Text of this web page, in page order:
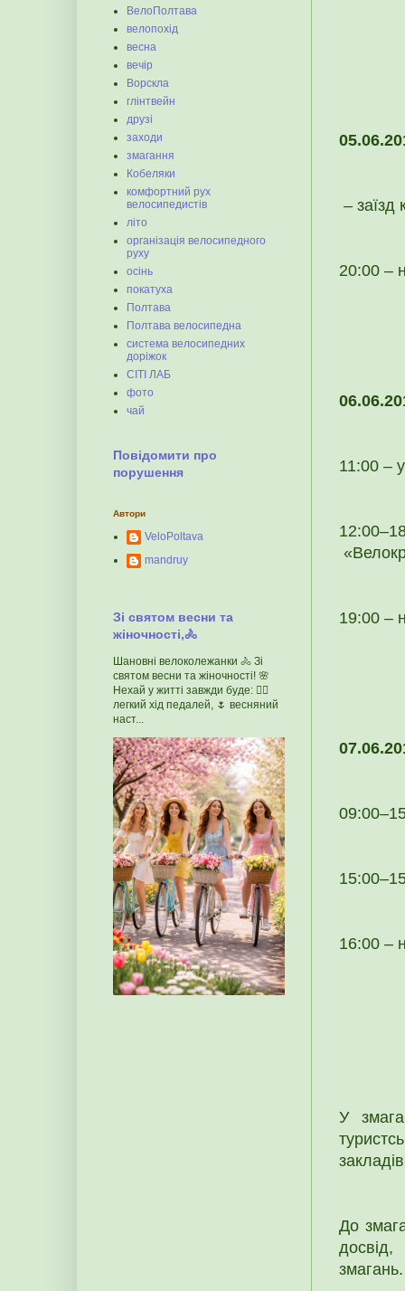
– заїзд
20:00 –
11:00 –
19:00 –
16:00 –
У
До
змагань.
ВелоПолтава
велопохід
весна
вечір
Ворскла
глінтвейн
друзі
заходи
змагання
Кобеляки
комфортний рух
велосипедистів
літо
організація велосипедного
руху
осінь
покатуха
Полтава
Полтава велосипедна
система велосипедних
доріжок
СІТІ ЛАБ
фото
чай
Повідомити про
порушення
Автори
VeloPoltava
mandruy
Зі святом весни та
жіночності,🚴
Шановні велоколежанки 🚴 Зі
святом весни та жіночності! 🌸
Нехай у житті завжди буде: 🚴‍♀️
легкий хід педалей, 🌷 весняний
наст...